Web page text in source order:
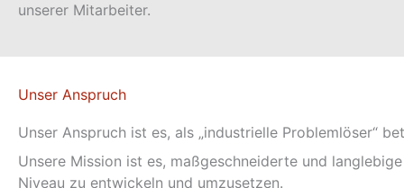
unserer Mitarbeiter.
Unser Anspruch
Unser Anspruch ist es, als „industrielle Problemlöser“
Unsere Mission ist es, maßgeschneiderte und
Niveau zu entwickeln und umzusetzen.